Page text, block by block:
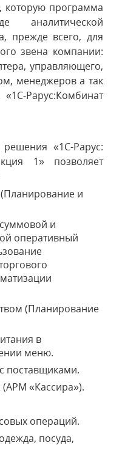
которую программа
аналитической
прежде всего, для
звена компании:
управляющего,
менеджеров а так
Рарус:Комбинат
«1С-Рарус:
1» позволяет
и
и
оперативный
(Планирование
в
меню.
поставщиками.
«Кассира»).
операций.
посуда,